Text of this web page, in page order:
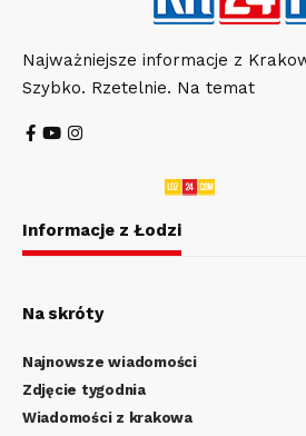
Najważniejsze informacje z
Szybko. Rzetelnie. Na temat
Informacje z Łodzi
Na skróty
Najnowsze wiadomości
Zdjęcie tygodnia
Wiadomości z krakowa